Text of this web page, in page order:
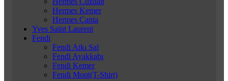
Hermes Kemer
Hermes Çanta
Yves Saint Laurent
Fendi
Fendi Atkı Şal
Fendi Ayakkabı
Fendi Kemer
Fendi Mont(T-Shirt)